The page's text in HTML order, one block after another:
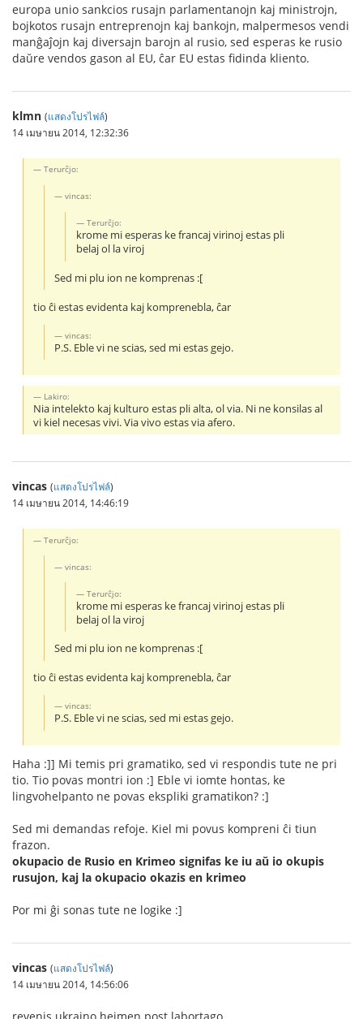
europa unio sankcios rusajn parlamentanojn kaj ministrojn,
bojkotos rusajn entreprenojn kaj bankojn, malpermesos vendi
manĝaĵojn kaj diversajn barojn al rusio, sed esperas ke rusio
daŭre vendos gason al EU, ĉar EU estas fidinda kliento.
klmn (แสดงโปรไฟล์)
14 เมษายน 2014, 12:32:36
Terurĉjo:
vincas:
Terurĉjo:
krome mi esperas ke francaj virinoj estas pli
belaj ol la viroj
Sed mi plu ion ne komprenas :[
tio ĉi estas evidenta kaj komprenebla, ĉar
vincas:
P.S. Eble vi ne scias, sed mi estas gejo.
Lakiro:
Nia intelekto kaj kulturo estas pli alta, ol via. Ni ne konsilas al
vi kiel necesas vivi. Via vivo estas via afero.
vincas (แสดงโปรไฟล์)
14 เมษายน 2014, 14:46:19
Terurĉjo:
vincas:
Terurĉjo:
krome mi esperas ke francaj virinoj estas pli
belaj ol la viroj
Sed mi plu ion ne komprenas :[
tio ĉi estas evidenta kaj komprenebla, ĉar
vincas:
P.S. Eble vi ne scias, sed mi estas gejo.
Haha :]] Mi temis pri gramatiko, sed vi respondis tute ne pri
tio. Tio povas montri ion :] Eble vi iomte hontas, ke
lingvohelpanto ne povas ekspliki gramatikon? :]
Sed mi demandas refoje. Kiel mi povus kompreni ĉi tiun
frazon.
okupacio de Rusio en Krimeo signifas ke iu aŭ io okupis
rusujon, kaj la okupacio okazis en krimeo
Por mi ĝi sonas tute ne logike :]
vincas (แสดงโปรไฟล์)
14 เมษายน 2014, 14:56:06